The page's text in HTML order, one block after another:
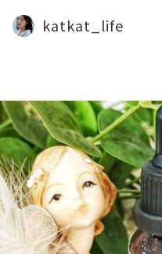
katkat_life